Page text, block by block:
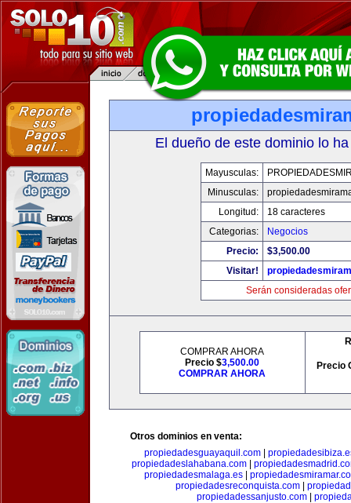
El dueño de este dominio lo
Mayusculas:
Minusculas:
Longitud:
18 caracteres
Categorias:
Negocios
Precio:
$3,500.00
Visitar!
Serán consideradas
COMPRAR AHORA
Precio $3,500.00
COMPRAR AHORA
Precio
Otros dominios en venta:
propiedadesguayaquil.com
propiedadeslahabana.com|
propiedadesmalaga.es|
propiedadesreconquista.com
propiedadessanjusto.com